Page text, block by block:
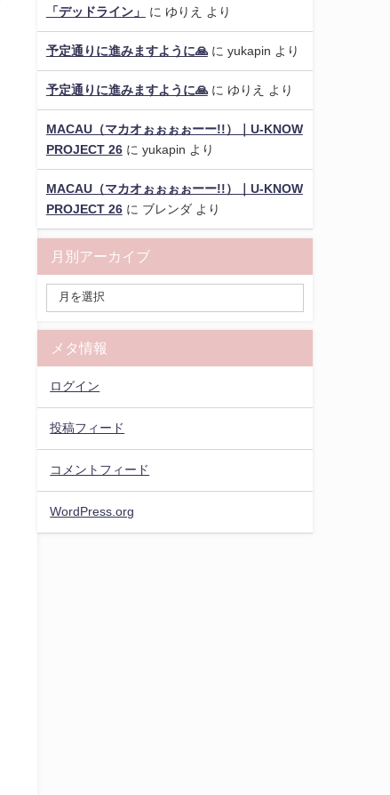
「デッドライン」
に ゆりえ より
予定通りに進みますように🙏に yukapin より
予定通りに進みますように🙏に ゆりえ より
MACAU（マカオぉぉぉぉーー!!）｜U-KNOW
PROJECT 26に yukapin より
MACAU（マカオぉぉぉぉーー!!）｜U-KNOW
PROJECT 26に ブレンダより
月別アーカイブ
メタ情報
ログイン
投稿フィード
コメントフィード
WordPress.org